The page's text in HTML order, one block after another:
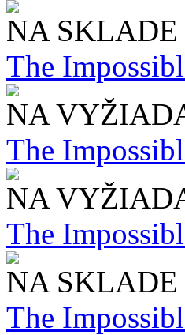
NA SKLADE
The
NA
The
NA
The
NA SKLADE
The